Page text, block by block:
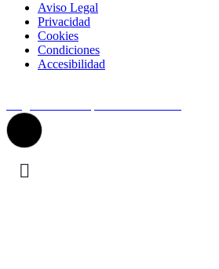
Aviso Legal
Privacidad
Cookies
Condiciones
Accesibilidad